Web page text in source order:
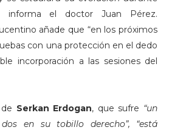
informa el doctor Juan Pérez.
añade que “en los próximos
con una protección en el dedo
incorporación a las sesiones del
Serkan Erdogan, que sufre “un
en su tobillo derecho”, “está